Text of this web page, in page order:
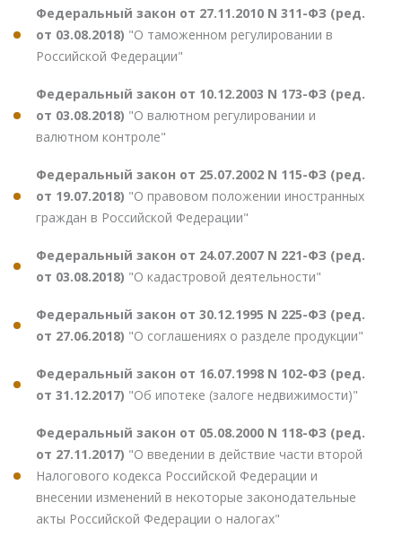
Федеральный закон от 27.11.2010 N 311-ФЗ (ред.
от 03.08.2018) "О таможенном регулировании в
Российской Федерации"
Федеральный закон от 10.12.2003 N 173-ФЗ (ред.
от 03.08.2018) "О валютном регулировании и
валютном контроле"
Федеральный закон от 25.07.2002 N 115-ФЗ (ред.
от 19.07.2018) "О правовом положении иностранных
граждан в Российской Федерации"
Федеральный закон от 24.07.2007 N 221-ФЗ (ред.
от 03.08.2018) "О кадастровой деятельности"
Федеральный закон от 30.12.1995 N 225-ФЗ (ред.
от 27.06.2018) "О соглашениях о разделе продукции"
Федеральный закон от 16.07.1998 N 102-ФЗ (ред.
от 31.12.2017) "Об ипотеке (залоге недвижимости)"
Федеральный закон от 05.08.2000 N 118-ФЗ (ред.
от 27.11.2017) "О введении в действие части второй
Налогового кодекса Российской Федерации и
внесении изменений в некоторые законодательные
акты Российской Федерации о налогах"